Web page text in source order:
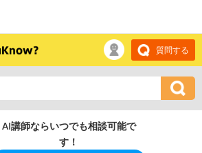
質問する
AI講師ならいつでも相談可能で
す！